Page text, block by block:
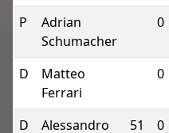
P
Adrian
Schumacher
0
D
Matteo
Ferrari
0
D
Alessandro
51 0